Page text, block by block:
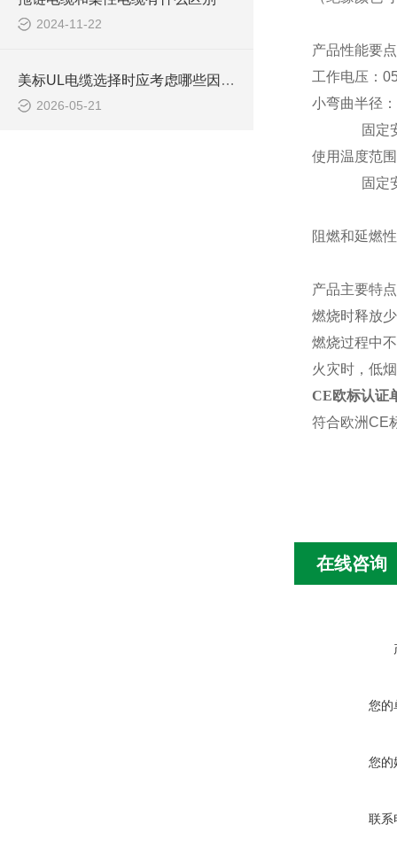
2024-11-22
美标UL电缆选择时应考虑哪些因素？
2026-05-21
产品性能要
工作电压：
小弯曲半径
固定
使用温度范
固定
阻燃和延燃
产品主要特点
燃烧时释放
燃烧过程中
火灾时，低
CE欧标认证
符合欧洲CE
在线咨询
您的
您的
联系